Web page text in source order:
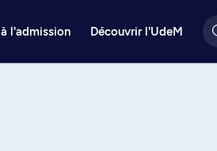
l'admission Découvrir l'UdeM